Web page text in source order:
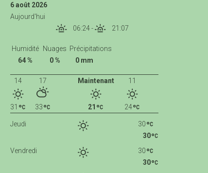
6 août 2026
Aujourd'hui
06:24- 21:07
Humidité
64 %
Nuages
0 %
Précipitations
0 mm
Maintenant
21
11
24
14
31
17
33
Jeudi
30
30
Vendredi
30
30